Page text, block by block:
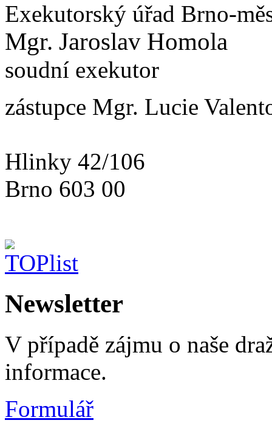
Exekutorský úřad Brno-
Mgr. Jaroslav Homola
soudní exekutor
zástupce Mgr. Lucie
Hlinky 42/106
Brno 603 00
Newsletter
V případě zájmu o naše
informace.
Formulář